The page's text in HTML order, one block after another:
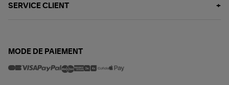
SERVICE CLIENT
MODE DE PAIEMENT